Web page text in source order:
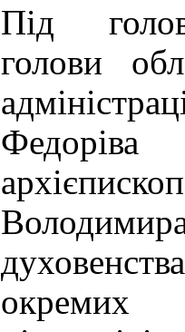
Під
голови
окремих